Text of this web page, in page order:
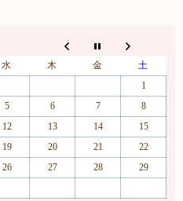
水 木 金
土
1
5 6 7
8
12 13 14
15
19 20 21
22
26 27 28
29